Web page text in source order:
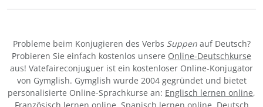
Probleme beim Konjugieren des Verbs Suppenauf Deutsch?
Probieren Sie einfach kostenlos unsere Online-Deutschkurse
aus! Vatefaireconjuguer ist ein kostenloser Online-Konjugator
von Gymglish. Gymglish wurde 2004 gegründet und bietet
personalisierte Online-Sprachkurse an: Englisch lernen online,